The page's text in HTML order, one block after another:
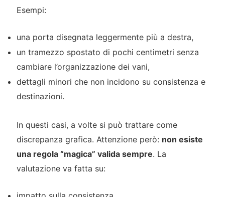
Esempi:
una porta disegnata leggermente più a destra,
un tramezzo spostato di pochi centimetri senza
cambiare l’organizzazione dei vani,
dettagli minori che non incidono su consistenza e
destinazioni.
In questi casi, a volte si può trattare come
discrepanza grafica. Attenzione però: non esiste
una regola “magica” valida sempre. La
valutazione va fatta su: